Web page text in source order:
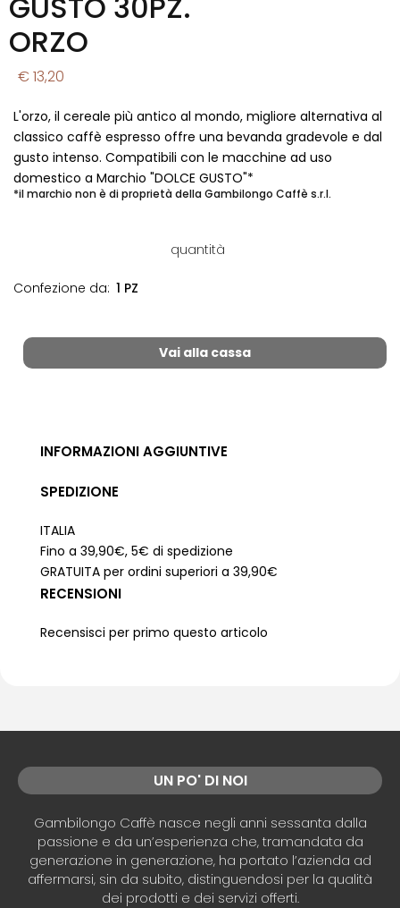
ORZO
€ 13,20
L'orzo, il cereale più antico al mondo, migliore alternativa al
classico caffè espresso offre una bevanda gradevole e dal
gusto intenso. Compatibili con le macchine ad uso
domestico a Marchio "DOLCE GUSTO"*
*il marchio non è di proprietà della Gambilongo Caffè s.r.l.
quantità
Confezione da: 1 PZ
Vai alla cassa
INFORMAZIONI AGGIUNTIVE
SPEDIZIONE
ITALIA
Fino a 39,90€, 5€ di spedizione
GRATUITA per ordini superiori a 39,90€
RECENSIONI
Recensisci per primo questo articolo
UN PO' DI NOI
Gambilongo Caffè nasce negli anni sessanta dalla
passione e da un’esperienza che, tramandata da
generazione in generazione, ha portato l’azienda ad
affermarsi, sin da subito, distinguendosi per la qualità
dei prodotti e dei servizi offerti.